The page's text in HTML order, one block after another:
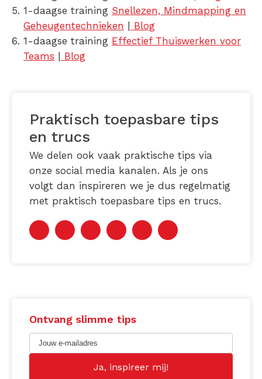
1-daagse training Snellezen, Mindmapping en
Geheugentechnieken
Blog
1-daagse training Effectief Thuiswerken voor
Teams
Blog
Praktisch toepasbare tips
en trucs
We delen ook vaak praktische tips via
onze social media kanalen. Als je ons
volgt dan inspireren we je dus regelmatig
met praktisch toepasbare tips en trucs.
Ontvang slimme tips